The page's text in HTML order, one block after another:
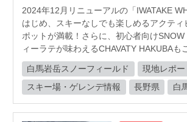
2024年12月リニューアルの「IWATAKE
はじめ、スキーなしでも楽しめるアクティ
ポットが満載！さらに、初心者向けSNOW
ィーラテが味わえるCHAVATY HAKUBAも
白馬岩岳スノーフィールド
現地レポー
スキー場・ゲレンデ情報
長野県 白